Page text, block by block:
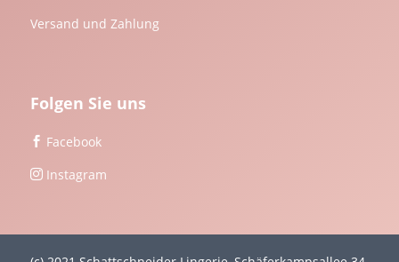
Versand und Zahlung
Folgen Sie uns
 Facebook
 Instagram